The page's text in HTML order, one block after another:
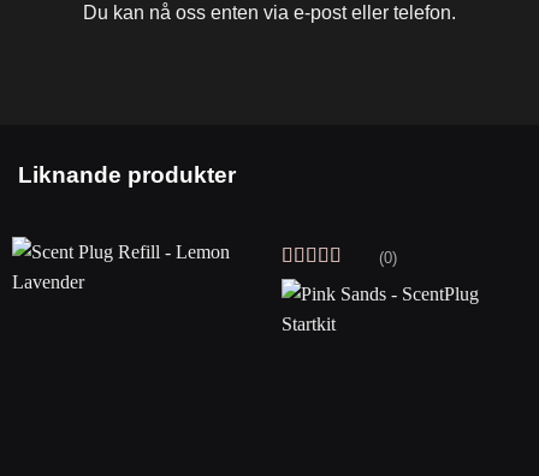
Du kan nå oss enten via e-post eller telefon.
Liknande produkter
Vurdert5
av
5
(0)